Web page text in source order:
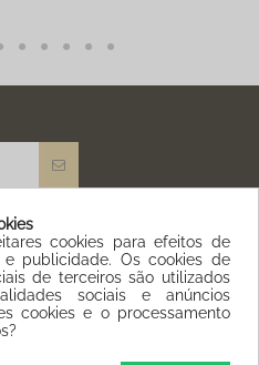
cookies para efeitos de
e publicidade. Os cookies de
de terceiros são utilizados
sociais e anúncios
cookies e o processamento